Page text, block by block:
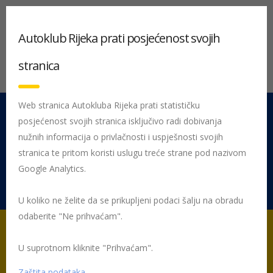
051 212 442 Centrala
Pon - Pet 08:00 - 16:00
Rujevica 9/1, 51000 Rijeka
Početna Posljednje objavljene novosti
Autoklub Rijeka prati posjećenost svojih
stranica
Web stranica Autokluba Rijeka prati statističku
posjećenost svojih stranica isključivo radi dobivanja
nužnih informacija o privlačnosti i uspješnosti svojih
stranica te pritom koristi uslugu treće strane pod nazivom
Google Analytics.
U koliko ne želite da se prikupljeni podaci šalju na obradu
odaberite "Ne prihvaćam".
U suprotnom kliknite "Prihvaćam".